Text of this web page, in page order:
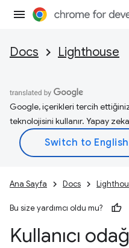
Docs Lighthouse
Google, içerikleri tercih
teknolojisini kullanır. Yapay
Ana Sayfa Docs
Bu size yardımcı oldu mu?
Kullanıcı